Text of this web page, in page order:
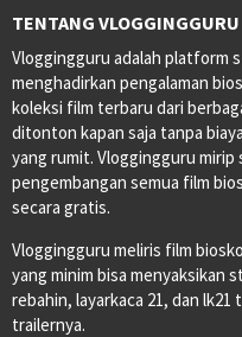
TENTANG VLOGGINGGURU
Vloggingguru adalah platform
menghadirkan pengalaman
koleksi film terbaru dari
ditonton kapan saja tanpa
yang rumit. Vloggingguru mirip
pengembangan semua film
secara gratis.
Vloggingguru meliris film
yang minim bisa menyaksikan
rebahin, layarkaca 21, dan
trailernya.